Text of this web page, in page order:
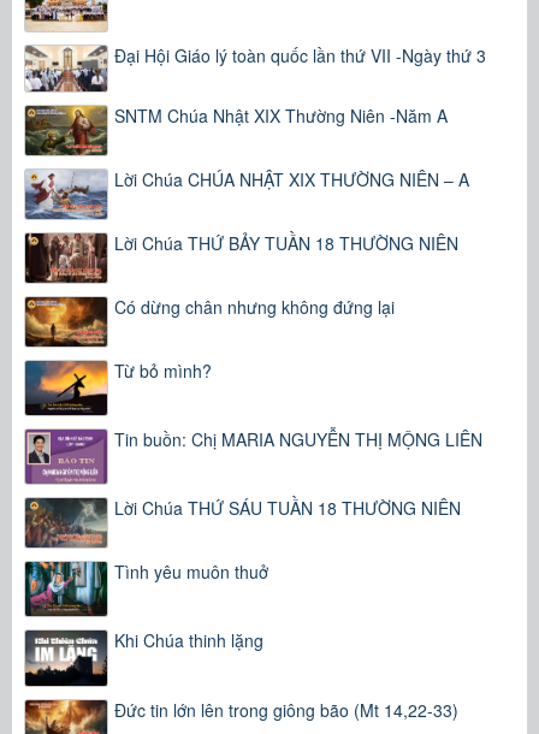
Đại Hội Giáo lý toàn quốc lần thứ VII -Ngày thứ 3
SNTM Chúa Nhật XIX Thường Niên -Năm A
Lời Chúa CHÚA NHẬT XIX THƯỜNG NIÊN – A
Lời Chúa THỨ BẢY TUẦN 18 THƯỜNG NIÊN
Có dừng chân nhưng không đứng lại
Từ bỏ mình?
Tin buồn: Chị MARIA NGUYỄN THỊ MỘNG LIÊN
Lời Chúa THỨ SÁU TUẦN 18 THƯỜNG NIÊN
Tình yêu muôn thuở
Khi Chúa thinh lặng
Đức tin lớn lên trong giông bão (Mt 14,22-33)